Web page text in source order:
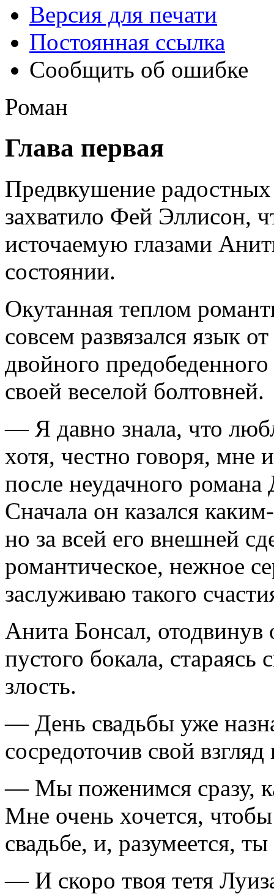
Версия для печати
Постоянная ссылка
Сообщить об ошибке
Роман
Глава первая
Предвкушение
захватило Фей Эллисон,
источаемую глазами
состоянии.
Окутанная теплом
совсем развязался язык
двойного
своей веселой болтовней.
— Я давно знала, что
хотя, честно говоря, мне
после неудачного романа
Сначала он казался
но за всей его внешней
романтическое, нежное
заслуживаю такого
Анита Бонсал, отодвинув
пустого бокала,
злость.
— День свадьбы уже
сосредоточив свой взгляд
— Мы поженимся сразу,
Мне очень хочется,
свадьбе, и, разумеется,
— И скоро твоя тетя